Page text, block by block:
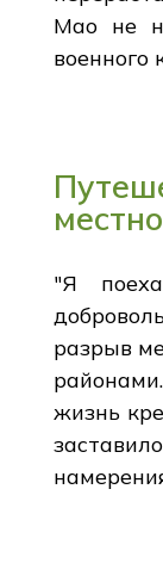
Мао не
военного
"Я
разрыв
жизнь